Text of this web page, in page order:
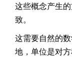
这些概念产生
致。
这需要自然的
地，单位是对